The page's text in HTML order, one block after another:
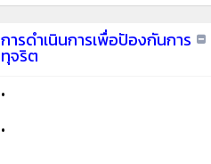
การดำเนินการเพื่อปัองกันการ
ทุจริต
•
•